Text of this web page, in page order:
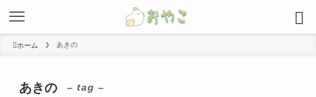
ホーム あきの
あきの – tag –